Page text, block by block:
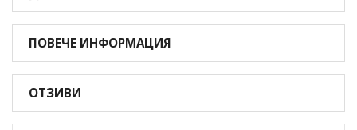
ПОВЕЧЕ ИНФОРМАЦИЯ
ОТЗИВИ